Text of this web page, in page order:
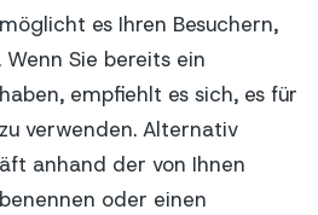
es Ihren Besuchern,
Sie bereits ein
empfiehlt es sich, es für
verwenden. Alternativ
anhand der von Ihnen
oder einen